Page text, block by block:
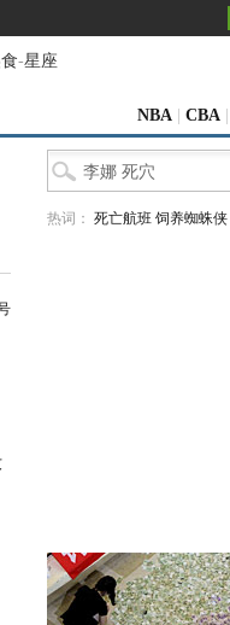
-星座
NBA CBA
热词： 死亡航班 饲养蜘蛛侠